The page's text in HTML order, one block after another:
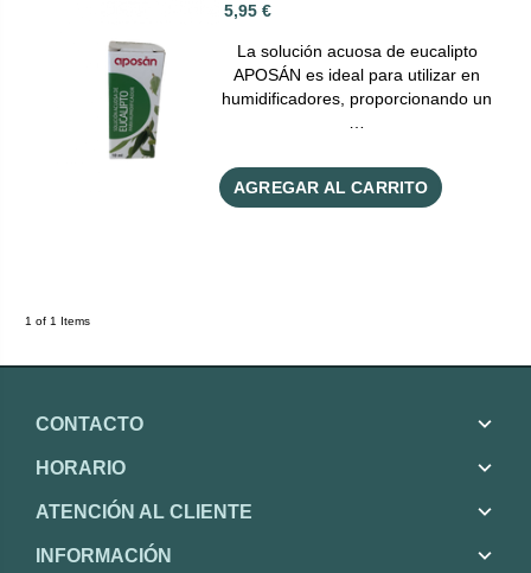
5,95 €
La solución acuosa de eucalipto
APOSÁN es ideal para utilizar en
humidificadores, proporcionando un
…
AGREGAR AL CARRITO
1 of 1 Items
CONTACTO
HORARIO
ATENCIÓN AL CLIENTE
INFORMACIÓN